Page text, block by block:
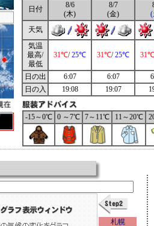
日付
8/6
(木)
8/7
(金)
(
天気
気温
最高/
最低
31℃/25℃ 31℃/25℃ 31℃
日の出 6:07 6:07
日の入
19:08 19:07
-15～0℃ 0 ～7℃ 7～11℃ 11～20℃
札幌